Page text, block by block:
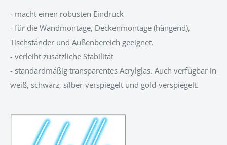
- macht einen robusten Eindruck
- für die Wandmontage, Deckenmontage (hängend),
Tischständer und Außenbereich geeignet.
- verleiht zusätzliche Stabilität
- standardmäßig transparentes Acrylglas. Auch verfügbar in
weiß, schwarz, silber-verspiegelt und gold-verspiegelt.